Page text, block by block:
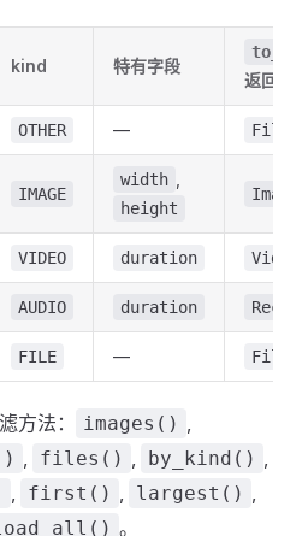
kind 特有字段
返回
OTHER — File
IMAGE
width
height
Image
VIDEO duration Video
AUDIO duration
FILE — File
方法： images() ,
, files() , by_kind() ,
, first() , largest() ,
。